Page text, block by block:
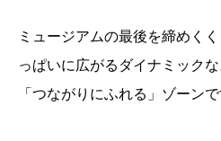
ミュージアムの最後を締めく
っぱいに広がるダイナミック
「つながりにふれる」ゾーンで